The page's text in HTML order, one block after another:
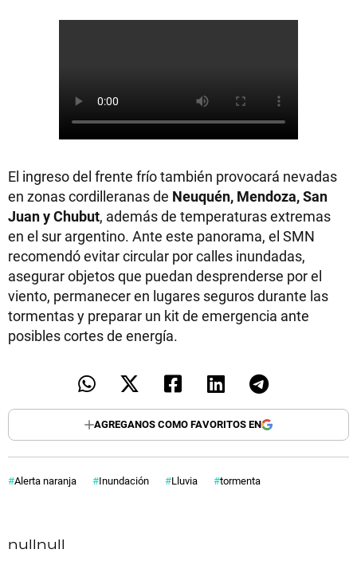
El ingreso del frente frío también provocará nevadas
en zonas cordilleranas de Neuquén, Mendoza, San
Juan y Chubut, además de temperaturas extremas
en el sur argentino. Ante este panorama, el SMN
recomendó evitar circular por calles inundadas,
asegurar objetos que puedan desprenderse por el
viento, permanecer en lugares seguros durante las
tormentas y preparar un kit de emergencia ante
posibles cortes de energía.
AGREGANOS COMO FAVORITOS EN
Alerta naranja Inundación Lluvia tormenta
nullnull